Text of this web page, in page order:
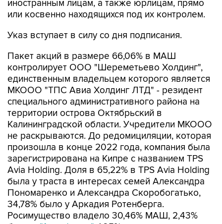
Указ вступает в силу со дня подписания.
Пакет акций в размере 66,06% в МАШ
единственным владельцем которого является
МКООО "ТПС Авиа Холдинг ЛТД" - резидент
специального административного района на
территории острова Октябрьский в
Калининградской области. Учредители МКООО
не раскрываются. До редомициляции, которая
произошла в конце 2022 года, компания была
зарегистрирована на Кипре с названием TPS
Avia Holding. Доля в 65,22% в TPS Avia Holding
была у траста в интересах семей Александра
Пономаренко и Александра Скоробогатько,
34,78% было у Аркадия Ротенберга.
Росимущество владело 30,46% МАШ, 2,43%
было у "Аэрофлота", 1,05% - у менеджмента
аэропорта.